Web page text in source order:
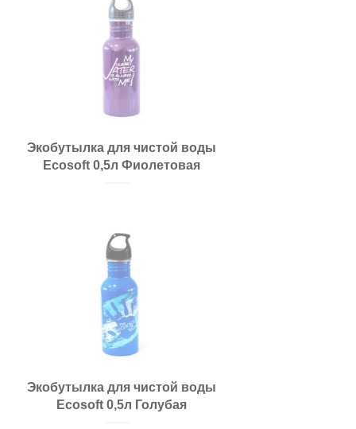
Экобутылка для чистой воды
Ecosoft 0,5л Фиолетовая
Экобутылка для чистой воды
Ecosoft 0,5л Голубая